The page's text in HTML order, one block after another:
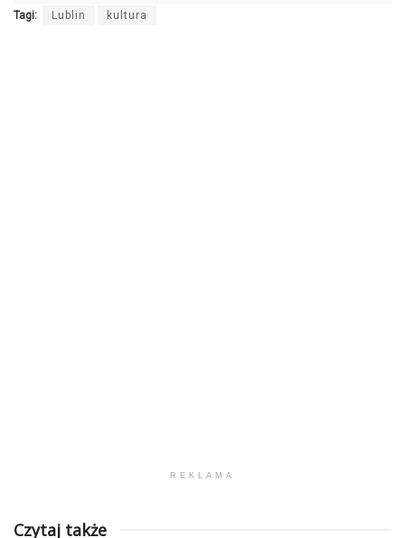
Tagi: Lublin kultura
REKLAMA
Czytaj także